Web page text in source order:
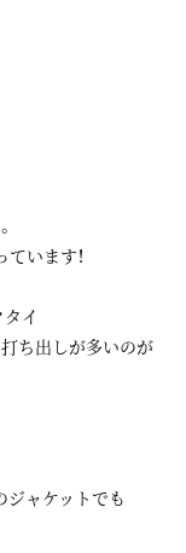
います！
イ
ち出しが多いのが
ジャケットでも